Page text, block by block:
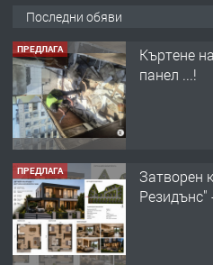
Последни обяви
ПРЕДЛАГА
Къртене
панел ...!
ПРЕДЛАГА
Затворен